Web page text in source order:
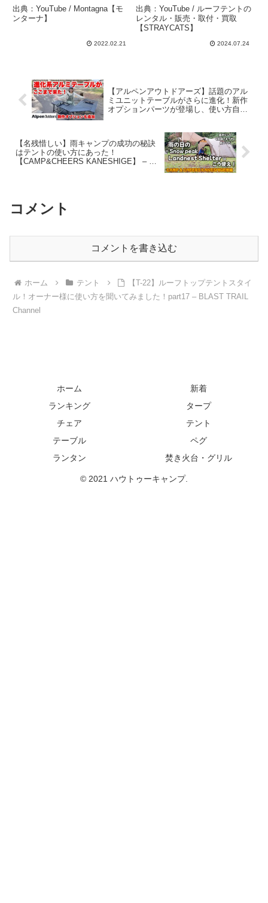
ナ） – Montagna【モンタ
ーナ】
出典：YouTube / Montagna【モ
ンターナ】
2022.02.21
ト”N-Trip 2P Extreme”と
サイドオーニング”Auto
Awning 2×2.5m”を徹底解
説!! – ルーフテントのレン
出典：YouTube / ルーフテントの
レンタル・販売・取付・買取
【STRAYCATS】
2024.07.24
【アルペンアウトドアーズ】話題のアル
ミユニットテーブルがさらに進化！新作
オプションパーツが登場し、使い方自由
【名残惜しい】雨キャンプの成功の秘訣
はテントの使い方にあった！
【CAMP&CHEERS KANESHIGE】 – む
コメント
コメントを書き込む
ホーム テント
【T-22】ルーフトップテントスタイ
ル！オーナー様に使い方を聞いてみました！part17 – BLAST TRAIL
Channel
ホーム
新着
ランキング
タープ
チェア
テント
テーブル
ペグ
ランタン
焚き火台・グリル
© 2021 ハウトゥーキャンプ.